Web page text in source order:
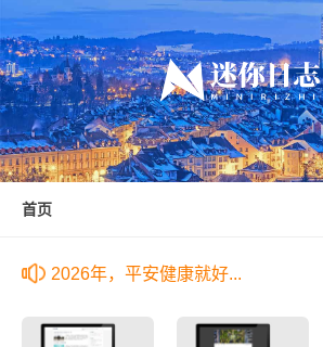
首页
2026年，平安健康就好...